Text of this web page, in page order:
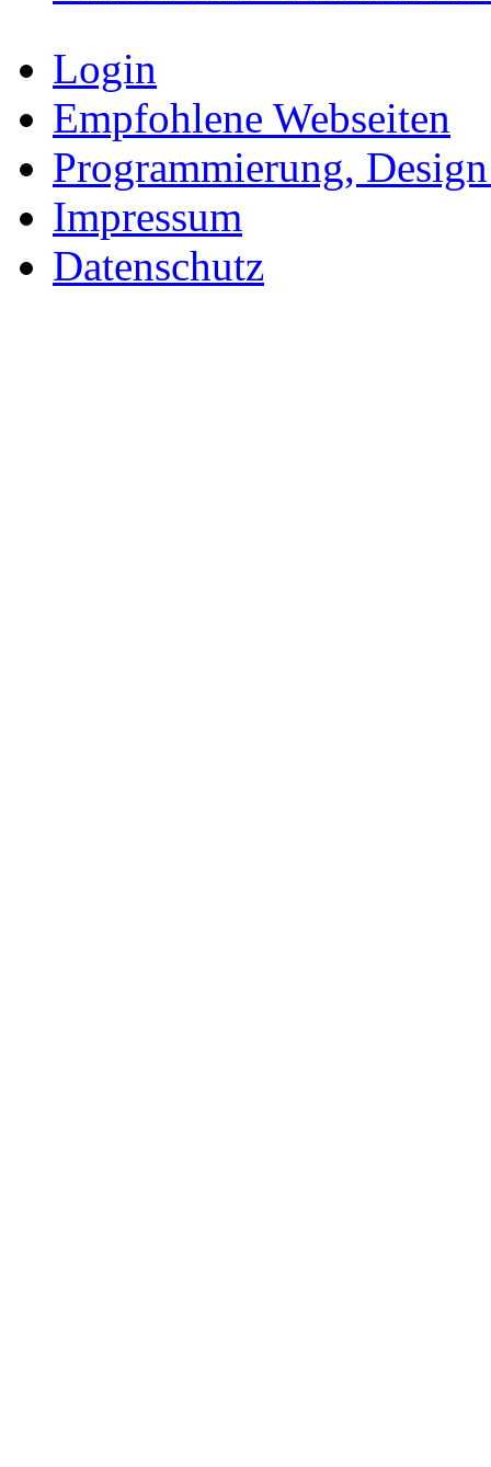
Login
Empfohlene Webseiten
Programmierung,
Impressum
Datenschutz